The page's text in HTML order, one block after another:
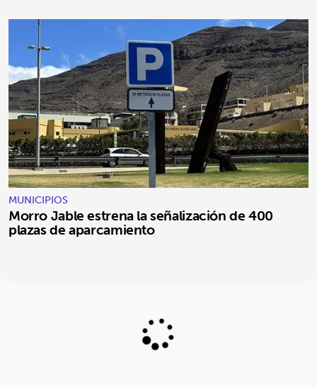
MUNICIPIOS
Morro Jable estrena la señalización de 400
plazas de aparcamiento